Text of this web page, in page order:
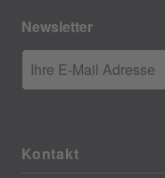
Newsletter
Ihre E-Mail Adresse
Kontakt